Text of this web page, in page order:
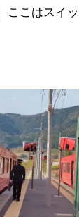
ここはスイ